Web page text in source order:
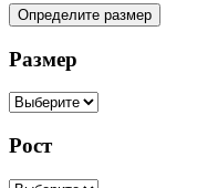
Определите размер
Размер
Рост